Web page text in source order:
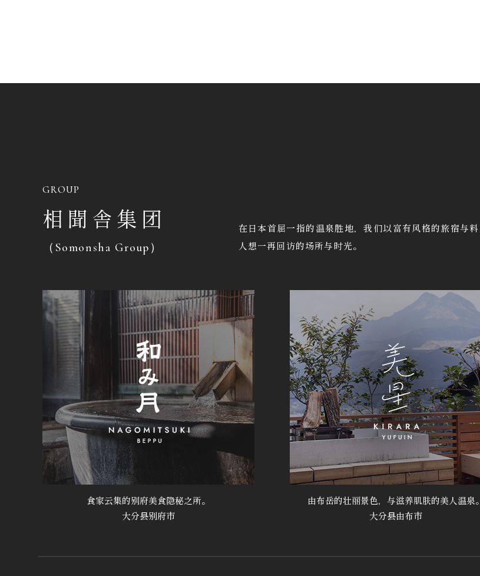
GROUP
相聞舎集团
（Somonsha Group）
在日本首屈一指的温泉胜地，我们以富有风格的旅宿与
人想一再回访的场所与时光。
食家云集的别府美食隐秘之所。
大分县别府市
由布岳的壮丽景色，与滋养肌肤的美人温泉。
大分县由布市